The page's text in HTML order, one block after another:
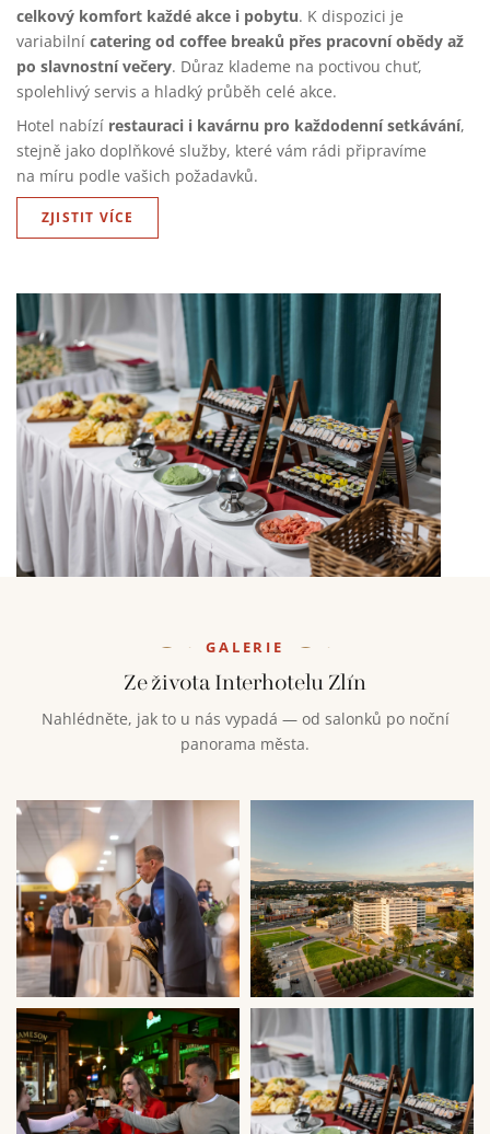
celkový komfort každé akce i pobytu. K dispozici je
variabilní catering od coffee breaků přes pracovní obědy až
po slavnostní večery. Důraz klademe na poctivou chuť,
spolehlivý servis a hladký průběh celé akce.
Hotel nabízí restauraci i kavárnu pro každodenní setkávání,
stejně jako doplňkové služby, které vám rádi připravíme
na míru podle vašich požadavků.
ZJISTIT VÍCE
GALERIE
Ze života Interhotelu Zlín
Nahlédněte, jak to u nás vypadá — od salonků po noční
panorama města.